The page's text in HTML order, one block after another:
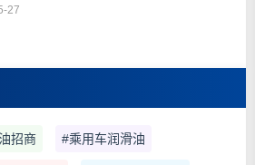
27
招商 #乘用车润滑油